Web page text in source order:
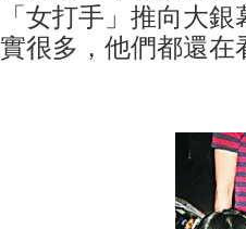
「女打手」推向大
實很多，他們都還